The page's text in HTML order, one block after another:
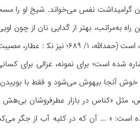
گرامیداشت نفس می‌خواند. شیخ او را
به‌مراتب، بهتر از گدایی نان از
نیز نک‍ : عطار،
شده است؛ برای نمونه، غزالی برای
است: « ... آن که در کلیه آب از جگر